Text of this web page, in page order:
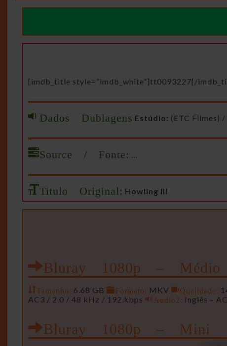
[imdb_title style=”imdb_white”]tt0093227[/
Dados Dublagens Estúdio: (ETC Filmes) /
Source / Fonte: …
Titulo Original: Howling III
Bluray 1080p – Médio
Tamanho: 6.68 GB Formato: MKV Qualidade:
AC3 / 2.0 / 48 kHz / 192 kbps
Audio2: Inglês –
Bluray 1080p – Mini